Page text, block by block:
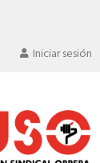
Iniciar sesión